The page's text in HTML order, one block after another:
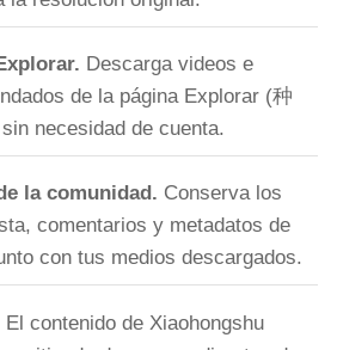
Descarga videos e
de la página Explorar (种
necesidad de cuenta.
la comunidad. Conserva los
comentarios y metadatos de
con tus medios descargados.
El contenido de Xiaohongshu